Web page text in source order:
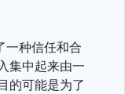
一种信任和合
集中起来由一
的可能是为了